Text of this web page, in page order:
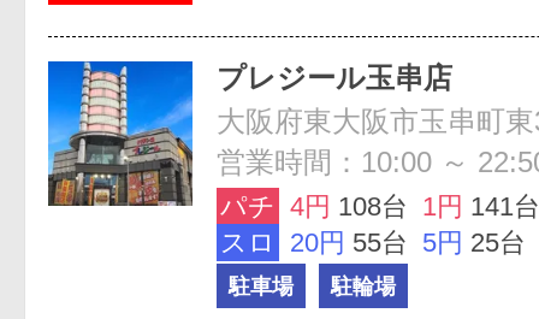
プレジール玉串店
大阪府東大阪市玉串町
営業時間：10:00 ～
パチ 4円 108台 1円 141台
スロ
20円 55台 5円 25台
駐車場 駐輪場